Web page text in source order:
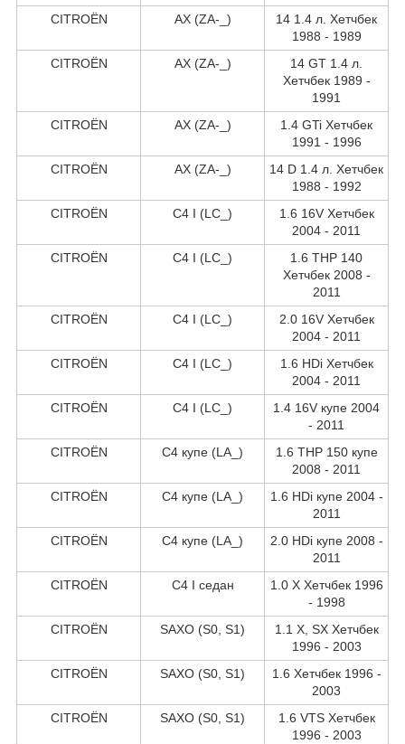
CITROËN
AX (ZA-_)
14 1.4 л. Хетчбек
1988 - 1989
CITROËN
AX (ZA-_)
14 GT 1.4 л.
Хетчбек 1989 -
1991
CITROËN
AX (ZA-_)
1.4 GTi Хетчбек
1991 - 1996
CITROËN
AX (ZA-_)
14 D 1.4 л. Хетчбек
1988 - 1992
CITROËN
C4 I (LC_)
1.6 16V Хетчбек
2004 - 2011
CITROËN
C4 I (LC_)
1.6 THP 140
Хетчбек 2008 -
2011
CITROËN
C4 I (LC_)
2.0 16V Хетчбек
2004 - 2011
CITROËN
C4 I (LC_)
1.6 HDi Хетчбек
2004 - 2011
CITROËN
C4 I (LC_)
1.4 16V купе 2004
- 2011
CITROËN
C4 купе (LA_)
1.6 THP 150 купе
2008 - 2011
CITROËN
C4 купе (LA_)
1.6 HDi купе 2004 -
2011
CITROËN
C4 купе (LA_)
2.0 HDi купе 2008 -
2011
CITROËN
C4 I седан
1.0 X Хетчбек 1996
- 1998
CITROËN
SAXO (S0, S1)
1.1 X, SX Хетчбек
1996 - 2003
CITROËN
SAXO (S0, S1)
1.6 Хетчбек 1996 -
2003
CITROËN
SAXO (S0, S1)
1.6 VTS Хетчбек
1996 - 2003